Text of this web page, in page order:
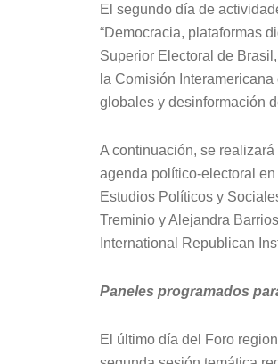
El segundo día de
“Democracia, plataformas
Superior Electoral de
la Comisión
globales y desinformación
A continuación, se
agenda político-electoral
Estudios Políticos y
Treminio y Alejandra
International Republican
Paneles programados
El último día del Foro